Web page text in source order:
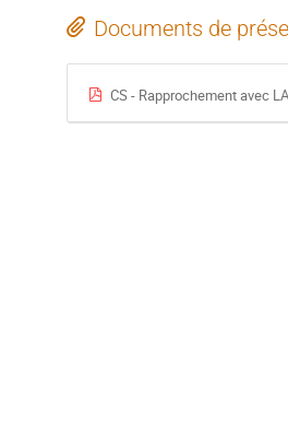
Documents de
CS - Rapprochement avec